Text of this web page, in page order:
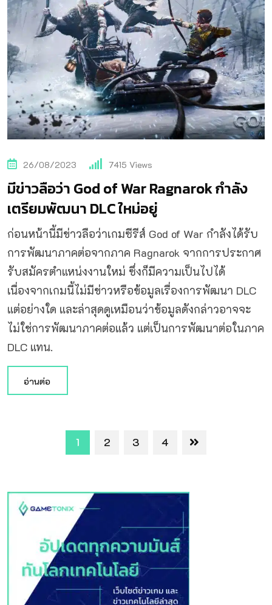
26/08/2023 7415 Views
มีข่าวลือว่า God of War Ragnarok กำลัง
เตรียมพัฒนา DLC ใหม่อยู่
ก่อนหน้านี้มีข่าวลือว่าเกมซีรีส์ God of War กำลังได้รับ
การพัฒนาภาคต่อจากภาค Ragnarok จากการประกาศ
รับสมัครตำแหน่งงานใหม่ ซึ่งก็มีความเป็นไปได้
เนื่องจากเกมนี้ไม่มีข่าวหรือข้อมูลเรื่องการพัฒนา DLC
แต่อย่างใด และล่าสุดดูเหมือนว่าข้อมูลดังกล่าวอาจจะ
ไม่ใช่การพัฒนาภาคต่อแล้ว แต่เป็นการพัฒนาต่อในภาค
DLC แทน.
อ่านต่อ
1 2 3 4